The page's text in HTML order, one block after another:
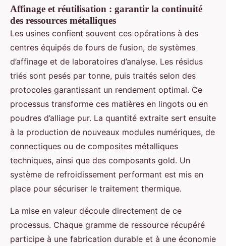
Affinage et réutilisation : garantir la continuité
des ressources métalliques
Les usines confient souvent ces opérations à des
centres équipés de fours de fusion, de systèmes
d’affinage et de laboratoires d’analyse. Les résidus
triés sont pesés par tonne, puis traités selon des
protocoles garantissant un rendement optimal. Ce
processus transforme ces matières en lingots ou en
poudres d’alliage pur. La quantité extraite sert ensuite
à la production de nouveaux modules numériques, de
connectiques ou de composites métalliques
techniques, ainsi que des composants gold. Un
système de refroidissement performant est mis en
place pour sécuriser le traitement thermique.
La mise en valeur découle directement de ce
processus. Chaque gramme de ressource récupéré
participe à une fabrication durable et à une économie